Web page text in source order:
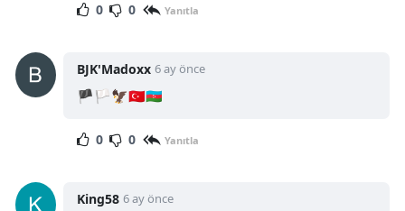
0 0 Yanıtla
BJK'Madoxx 6 ay önce
🏴🏳🦅🇹🇷🇦🇿
0 0 Yanıtla
King58 6 ay önce